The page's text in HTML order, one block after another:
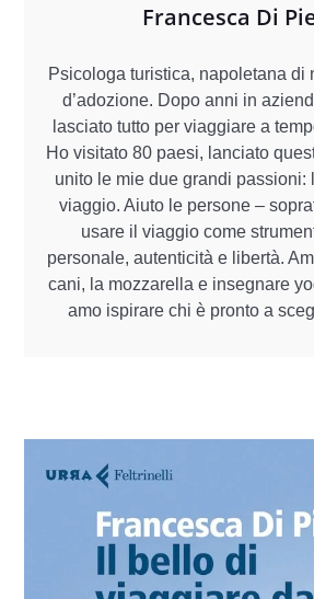
Francesca Di
Psicologa turistica, napoletana di
d’adozione. Dopo anni in
lasciato tutto per viaggiare a
Ho visitato 80 paesi, lanciato
unito le mie due grandi passioni:
viaggio. Aiuto le persone –
usare il viaggio come
personale, autenticità e libertà.
cani, la mozzarella e insegnare
amo ispirare chi è pronto a